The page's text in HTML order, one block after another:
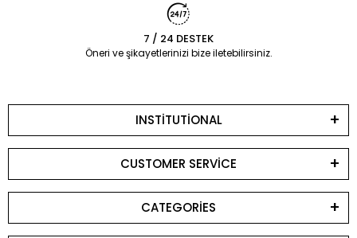
7 / 24 DESTEK
Öneri ve şikayetlerinizi bize iletebilirsiniz.
INSTİTUTİONAL
CUSTOMER SERVİCE
CATEGORİES